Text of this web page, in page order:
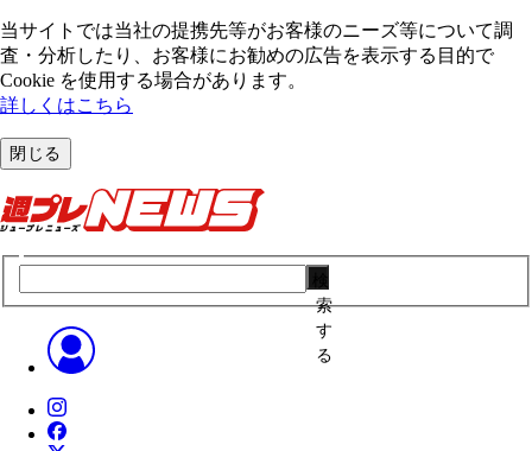
当サイトでは当社の提携先等がお客様のニーズ等について調
査・分析したり、お客様にお勧めの広告を表⽰する⽬的で
Cookie を使⽤する場合があります。
詳しくはこちら
閉じる
索
す
る